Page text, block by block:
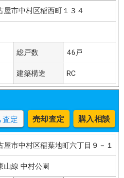
屋市中村区稲西町１３４
総戸数 46戸
建築構造 RC
定 売却査定 購入相談
屋市中村区稲葉地町六丁目９－１
山線 中村公園